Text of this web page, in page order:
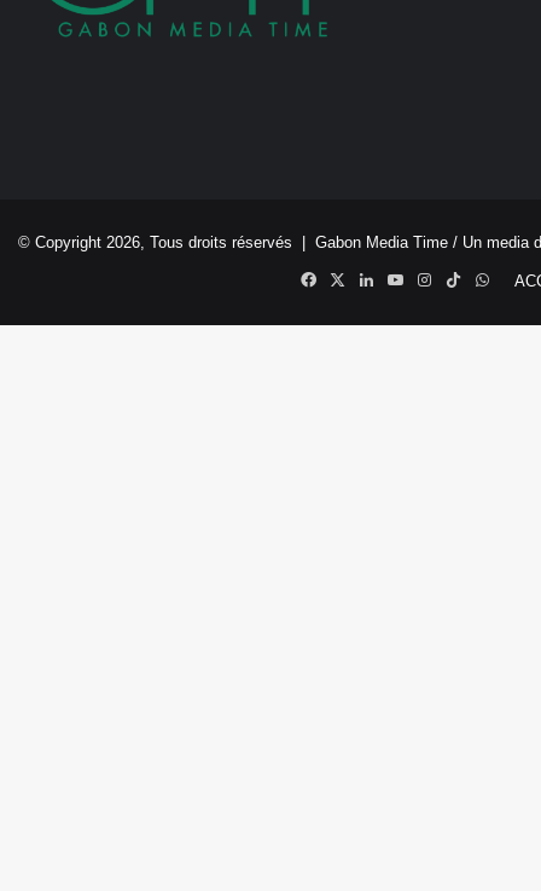
© Copyright 2026, Tous droits réservés | Gabon Media Time / Un media
Facebook
X LinkedinYouTubeInstagram
TikTok